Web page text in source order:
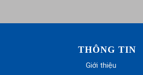
THÔNG TIN
Giới thiệu